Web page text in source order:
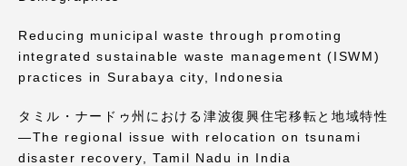
Reducing municipal waste through promoting
integrated sustainable waste management (ISWM)
practices in Surabaya city, Indonesia
タミル・ナードゥ州における津波復興住宅移転と地域特性
—The regional issue with relocation on tsunami
disaster recovery, Tamil Nadu in India